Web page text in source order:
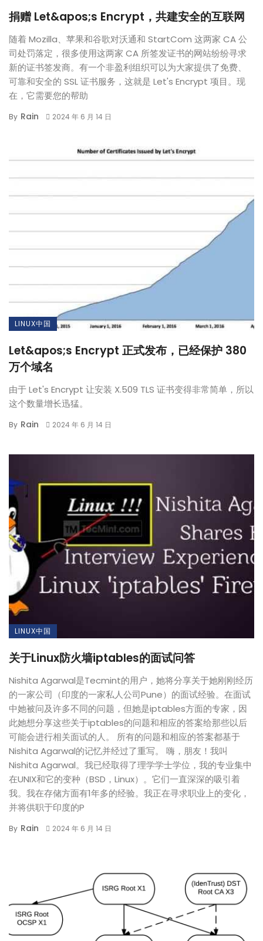
捐赠 Let&apos;s Encrypt，共建安全的互联网
随着 Mozilla、苹果和谷歌对沃通和 StartCom 这两家 CA 公
司处罚落定，很多使用这两家 CA 所签发证书的网站纷纷寻求
新的证书签发商。有一个非盈利组织可以为大家提供了免费、
可靠和安全的 SSL 证书服务，这就是 Let's Encrypt 项目。现
在，它需要您的帮助
By Rain 2024 年 6 月 14 日
LINUX中国
Let&apos;s Encrypt 正式发布，已经保护 380
万个域名
由于 Let's Encrypt 让安装 X.509 TLS 证书变得非常简单，所以
这个数量增长迅猛。
By Rain 2024 年 6 月 14 日
LINUX中国
关于Linux防火墙iptables的面试问答
Nishita Agarwal是Tecmint的用户，她将分享关于她刚刚经历
的一家公司（印度的一家私人公司Pune）的面试经验。在面试
中她被问及许多不同的问题，但她是iptables方面的专家，因
此她想分享这些关于iptables的问题和相应的答案给那些以后
可能会进行相关面试的人。 所有的问题和相应的答案都基于
Nishita Agarwal的记忆并经过了重写。 嗨，朋友！我叫
Nishita Agarwal。我已经取得了理学学士学位，我的专业集中
在UNIX和它的变种（BSD，Linux）。它们一直深深的吸引着
我。我在存储方面有1年多的经验。我正在寻求职业上的变化，
并将供职于印度的P
By Rain 2024 年 6 月 14 日